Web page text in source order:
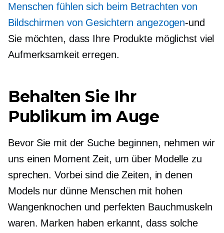
Menschen fühlen sich beim Betrachten von
Bildschirmen von Gesichtern angezogen-und
Sie möchten, dass Ihre Produkte möglichst viel
Aufmerksamkeit erregen.
Behalten Sie Ihr
Publikum im Auge
Bevor Sie mit der Suche beginnen, nehmen wir
uns einen Moment Zeit, um über Modelle zu
sprechen. Vorbei sind die Zeiten, in denen
Models nur dünne Menschen mit hohen
Wangenknochen und perfekten Bauchmuskeln
waren. Marken haben erkannt, dass solche